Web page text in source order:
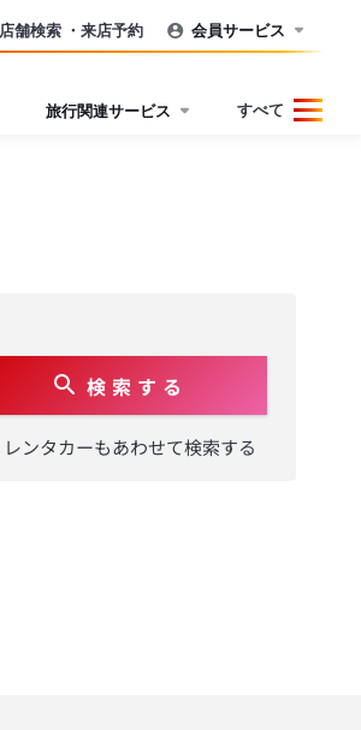
店舗検索 ・来店予約 会員サービス
旅行関連サービス すべて
検 索 す る
レンタカーもあわせて検索する